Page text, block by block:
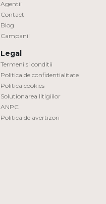
Agentii
Contact
Blog
Campanii
Legal
Termeni si conditii
Politica de confidentialitate
Politica cookies
Solutionarea litigiilor
ANPC
Politica de avertizori